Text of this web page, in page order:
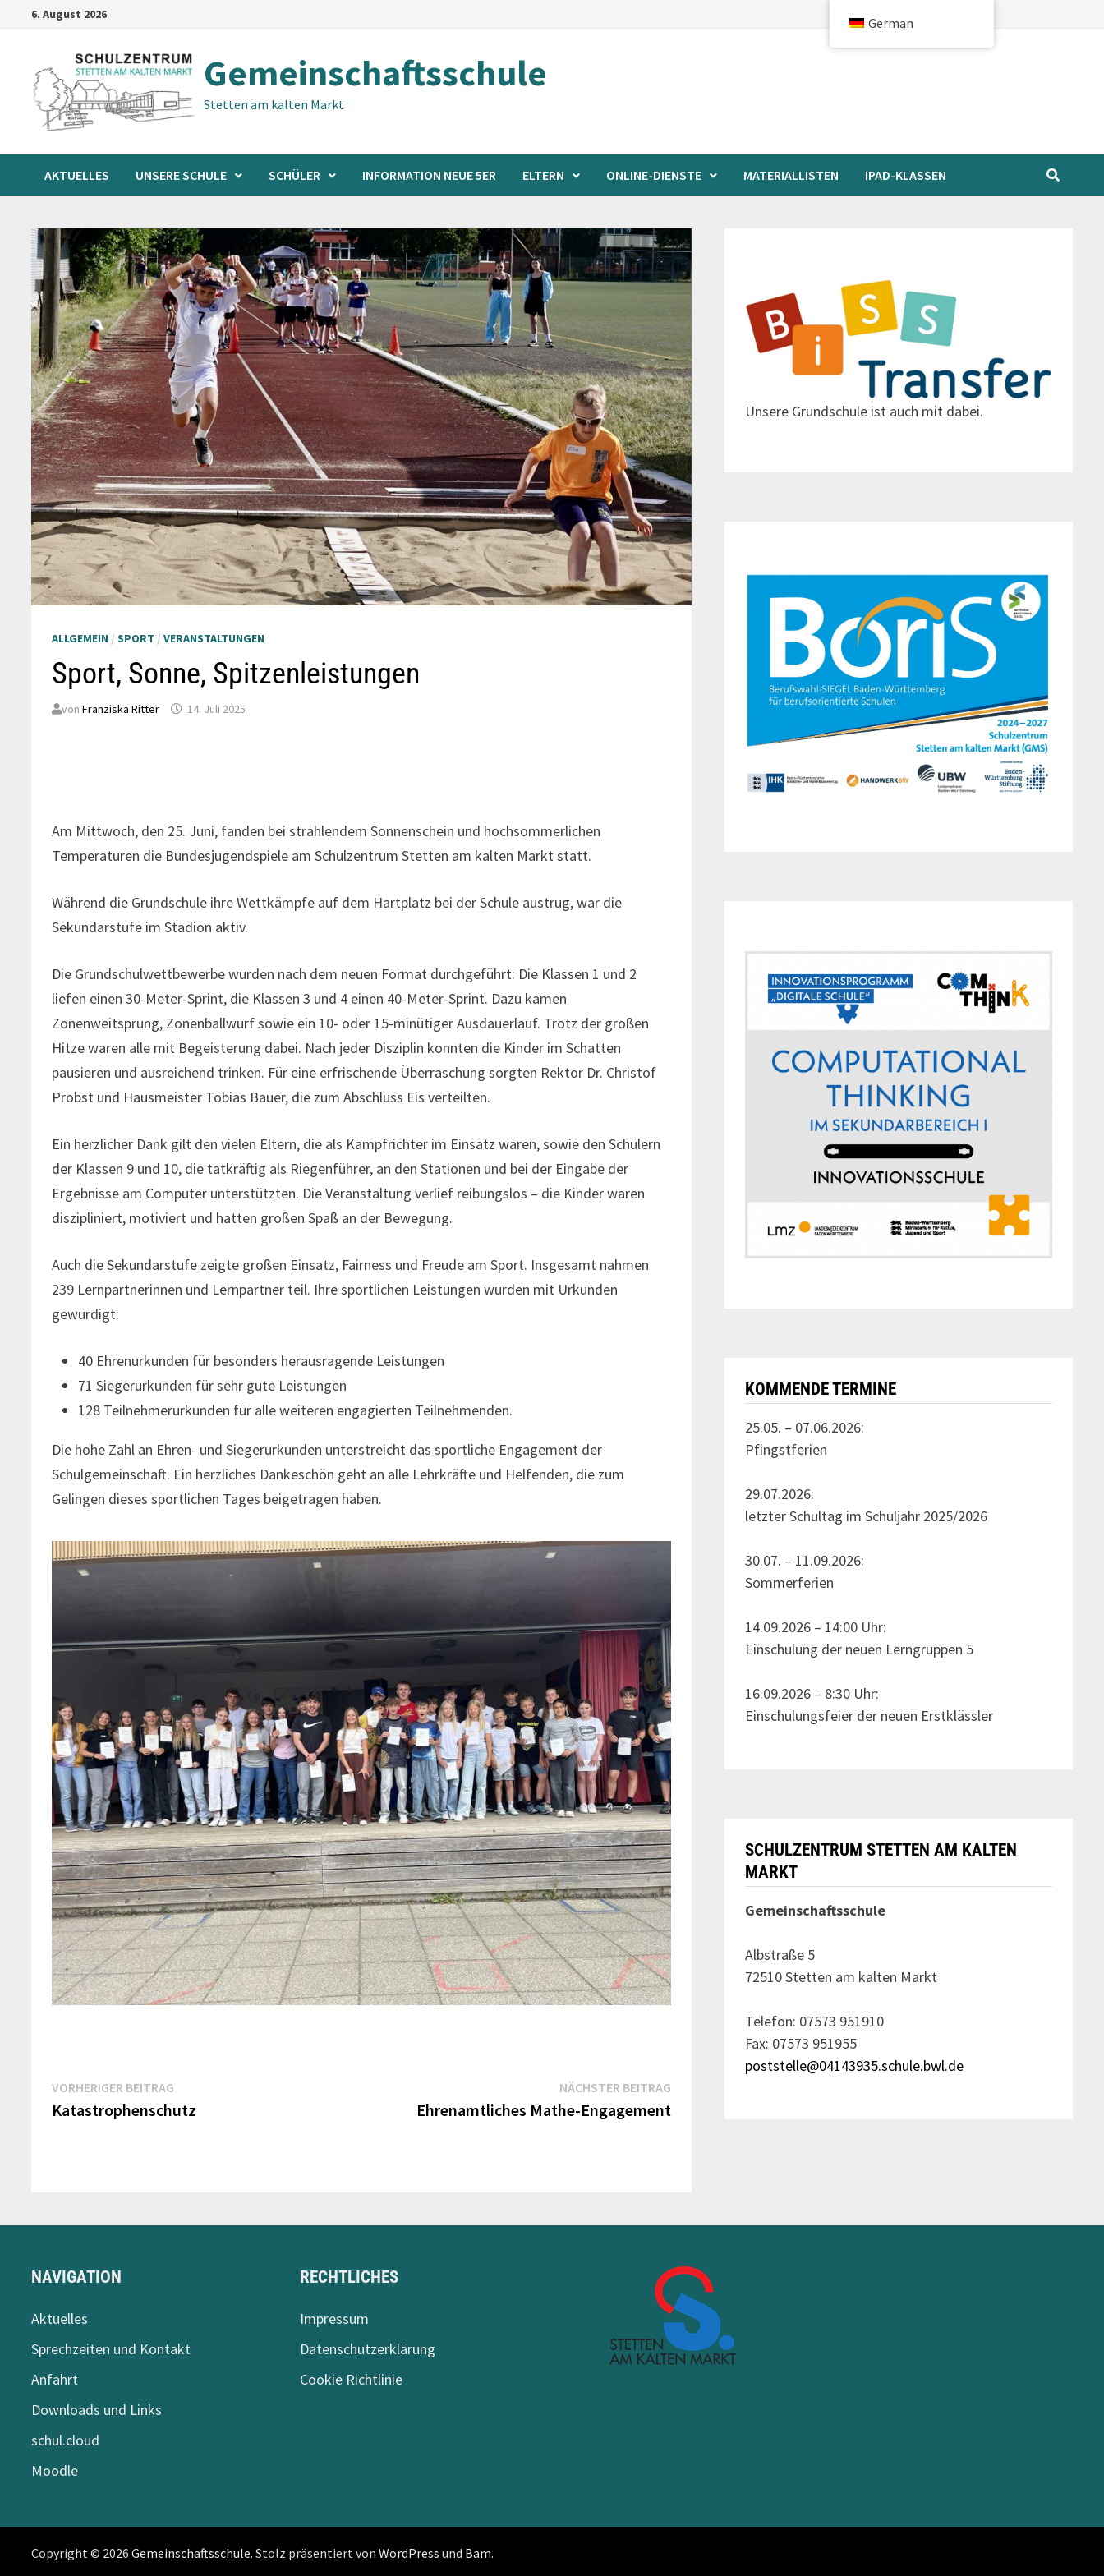
6. August 2026
Gemeinschaftsschule
Stetten am kalten Markt
AKTUELLES UNSERE SCHULE SCHÜLER INFORMATION NEUE 5ER ELTERN ONLINE-DIENSTE MATERIALLISTEN IPAD-KLASSEN
ALLGEMEIN /SPORT /VERANSTALTUNGEN
Sport, Sonne, Spitzenleistungen
vonFranziska Ritter 14. Juli 2025
Am Mittwoch, den 25. Juni, fanden bei strahlendem Sonnenschein und hochsommerlichen
Temperaturen die Bundesjugendspiele am Schulzentrum Stetten am kalten Markt statt.
Während die Grundschule ihre Wettkämpfe auf dem Hartplatz bei der Schule austrug, war die
Sekundarstufe im Stadion aktiv.
Die Grundschulwettbewerbe wurden nach dem neuen Format durchgeführt: Die Klassen 1 und 2
liefen einen 30-Meter-Sprint, die Klassen 3 und 4 einen 40-Meter-Sprint. Dazu kamen
Zonenweitsprung, Zonenballwurf sowie ein 10- oder 15-minütiger Ausdauerlauf. Trotz der großen
Hitze waren alle mit Begeisterung dabei. Nach jeder Disziplin konnten die Kinder im Schatten
pausieren und ausreichend trinken. Für eine erfrischende Überraschung sorgten Rektor Dr. Christof
Probst und Hausmeister Tobias Bauer, die zum Abschluss Eis verteilten.
Ein herzlicher Dank gilt den vielen Eltern, die als Kampfrichter im Einsatz waren, sowie den Schülern
der Klassen 9 und 10, die tatkräftig als Riegenführer, an den Stationen und bei der Eingabe der
Ergebnisse am Computer unterstützten. Die Veranstaltung verlief reibungslos – die Kinder waren
diszipliniert, motiviert und hatten großen Spaß an der Bewegung.
Auch die Sekundarstufe zeigte großen Einsatz, Fairness und Freude am Sport. Insgesamt nahmen
239 Lernpartnerinnen und Lernpartner teil. Ihre sportlichen Leistungen wurden mit Urkunden
gewürdigt:
40 Ehrenurkunden für besonders herausragende Leistungen
71 Siegerurkunden für sehr gute Leistungen
128 Teilnehmerurkunden für alle weiteren engagierten Teilnehmenden.
Die hohe Zahl an Ehren- und Siegerurkunden unterstreicht das sportliche Engagement der
Schulgemeinschaft. Ein herzliches Dankeschön geht an alle Lehrkräfte und Helfenden, die zum
Gelingen dieses sportlichen Tages beigetragen haben.
Beitrags-
Navigation
VORHERIGER BEITRAG
Beitrag:
Katastrophenschutz
NÄCHSTER BEITRAG
Ehrenamtliches Mathe-Engagement
Unsere Grundschule ist auch mit dabei.
KOMMENDE TERMINE
25.05. – 07.06.2026:
Pfingstferien
29.07.2026:
letzter Schultag im Schuljahr 2025/2026
30.07. – 11.09.2026:
Sommerferien
14.09.2026 – 14:00 Uhr:
Einschulung der neuen Lerngruppen 5
16.09.2026 – 8:30 Uhr:
Einschulungsfeier der neuen Erstklässler
SCHULZENTRUM STETTEN AM KALTEN
MARKT
Gemeinschaftsschule
Albstraße 5
72510 Stetten am kalten Markt
Telefon: 07573 951910
Fax: 07573 951955
poststelle@04143935.schule.bwl.de
NAVIGATION
Aktuelles
Sprechzeiten und Kontakt
Anfahrt
Downloads und Links
schul.cloud
Moodle
RECHTLICHES
Impressum
Datenschutzerklärung
Cookie Richtlinie
Copyright © 2026Gemeinschaftsschule. Stolz präsentiert vonWordPress und Bam.
German